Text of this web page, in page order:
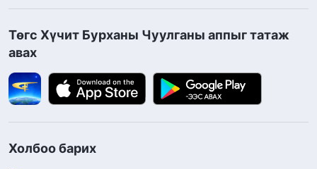
Төгс Хүчит Бурханы Чуулганы аппыг татаж
авах
Холбоо барих